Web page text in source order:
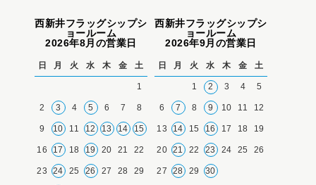
西新井フラッグシップシ
ョールーム
2026年8月の営業日
日 月 火 水 木 金 土
1
2 3 4 5 6 7 8
9 10 11 12 13 14 15
16 17 18 19 20 21 22
23 24 25 26 27 28 29
西新井フラッグシップシ
ョールーム
2026年9月の営業日
日 月 火 水 木 金 土
1 2 3 4 5
6 7 8 9 10 11 12
13 14 15 16 17 18 19
20 21 22 23 24 25 26
27 28 29 30